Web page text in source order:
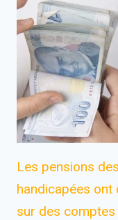
Les pensions
handicapées ont
sur des comptes